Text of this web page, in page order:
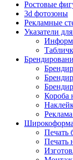
Ростовые
3d фотозоны
Рекламные
Указатели
Короба
Печать
Печать